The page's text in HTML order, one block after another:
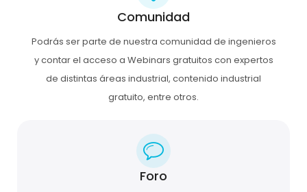
Comunidad
Podrás ser parte de nuestra comunidad de ingenieros
y contar el acceso a Webinars gratuitos con expertos
de distintas áreas industrial, contenido industrial
gratuito, entre otros.
Foro